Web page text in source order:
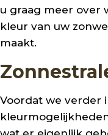
u graag meer over
kleur van uw
maakt.
Voordat we verder